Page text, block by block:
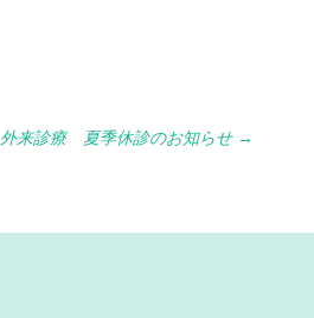
外来診療 夏季休診のお知らせ →